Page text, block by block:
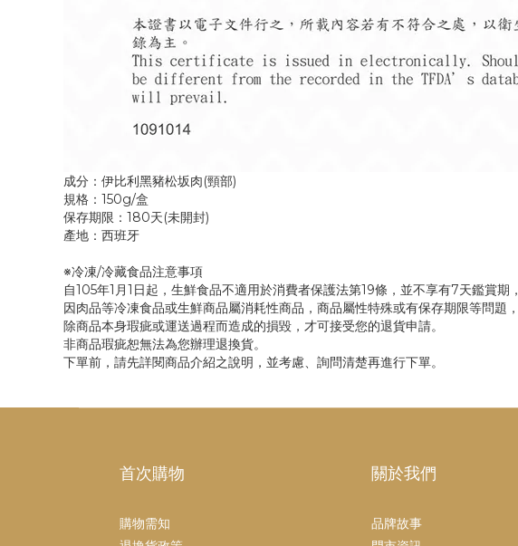
成分：伊比利黑豬松坂肉(頸部)
規格：150g/盒
保存期限：180天(未開封)
產地：西班牙
※冷凍/冷藏食品注意事項
自105年1月1日起，生鮮食品不適用於消費者保護法第19條，並不享有7天鑑賞期，
因肉品等冷凍食品或生鮮商品屬消耗性商品，商品屬性特殊或有保存期限等問題，
除商品本身瑕疵或運送過程而造成的損毀，才可接受您的退貨申請。
非商品瑕疵恕無法為您辦理退換貨。
下單前，請先詳閱商品介紹之說明，並考慮、詢問清楚再進行下單。
首次購物
購物需知
關於我們
品牌故事